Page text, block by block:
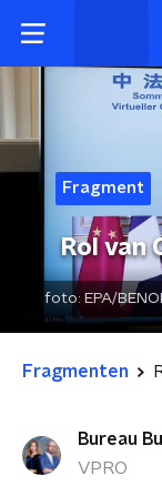
Fragment
Rol van
foto: EPA/
Fragmenten
Bureau
VPRO